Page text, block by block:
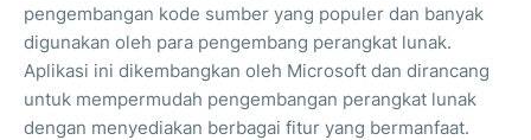
pengembangan kode sumber yang populer dan banyak
digunakan oleh para pengembang perangkat lunak.
Aplikasi ini dikembangkan oleh Microsoft dan dirancang
untuk mempermudah pengembangan perangkat lunak
dengan menyediakan berbagai fitur yang bermanfaat.